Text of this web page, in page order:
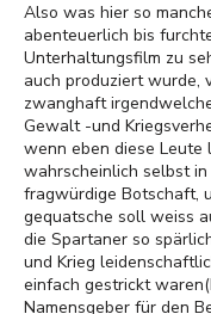
Also was hier so
abenteuerlich bis
Unterhaltungsfilm zu
auch produziert wurde,
zwanghaft
Gewalt -und
wenn eben diese Leute
wahrscheinlich selbst
fragwürdige Botschaft,
gequatsche soll weiss
die Spartaner so
und Krieg
einfach gestrickt
Namensgeber für den